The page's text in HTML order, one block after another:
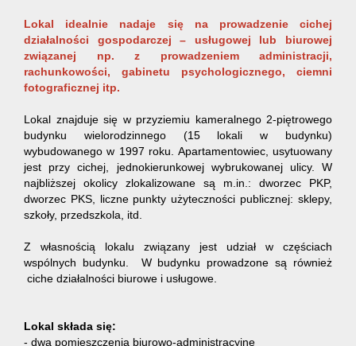
Lokal idealnie nadaje się na prowadzenie cichej
działalności gospodarczej
– usługowej lub biurowej
związanej np. z prowadzeniem administracji,
rachunkowości, gabinetu psychologicznego, ciemni
fotograficznej itp.
Lokal znajduje się w przyziemiu kameralnego 2-piętrowego
budynku wielorodzinnego (15 lokali w budynku)
wybudowanego w 1997 roku. Apartamentowiec, usytuowany
jest przy cichej, jednokierunkowej wybrukowanej ulicy. W
najbliższej okolicy zlokalizowane są m.in.: dworzec PKP,
dworzec PKS, liczne punkty użyteczności publicznej: sklepy,
szkoły, przedszkola, itd.
Z własnością lokalu związany jest udział w częściach
wspólnych budynku. W budynku prowadzone są również
ciche działalności biurowe i usługowe.
Lokal składa się:
- dwa pomieszczenia biurowo-administracyjne